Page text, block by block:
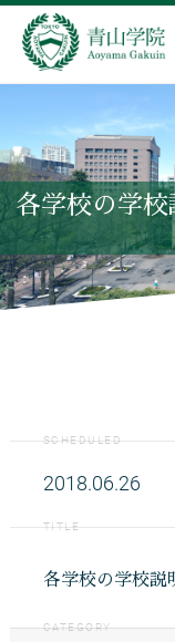
各学校の学
SCHEDULED
2018.06.26
TITLE
各学校の学校説
CATEGORY